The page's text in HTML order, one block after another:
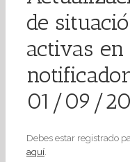
de
activas
01/09/
Debes estar registrado
aquí.